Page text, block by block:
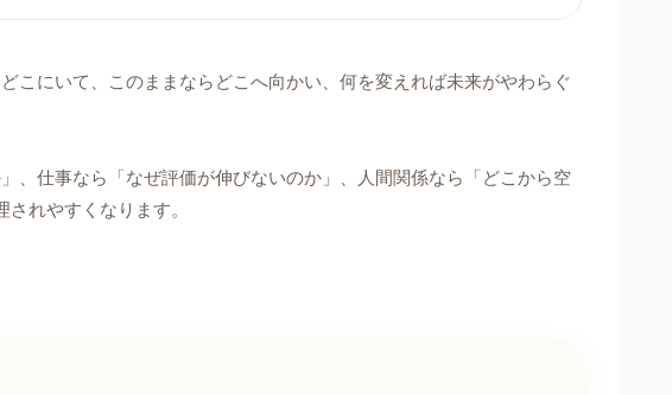
こにいて、このままならどこへ向かい、何を変えれば未来がやわらぐ
、仕事なら「なぜ評価が伸びないのか」、人間関係なら「どこから空
れやすくなります。